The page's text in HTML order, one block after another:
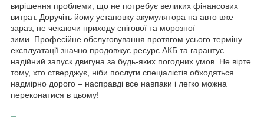
вирішення проблеми, що не потребує великих фінансових
витрат. Доручіть йому установку акумулятора на авто вже
зараз, не чекаючи приходу снігової та морозної
зими. Професійне обслуговування протягом усього терміну
експлуатації значно продовжує ресурс АКБ та гарантує
надійний запуск двигуна за будь-яких погодних умов. Не вірте
тому, хто стверджує, ніби послуги спеціалістів обходяться
надмірно дорого – насправді все навпаки і легко можна
переконатися в цьому!